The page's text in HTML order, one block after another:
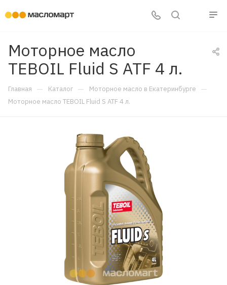
Моторное масло
TEBOIL Fluid S ATF 4 л.
Главная — Каталог — Моторное масло в Екатеринбурге —
Моторное масло TEBOIL Fluid S ATF 4 л.